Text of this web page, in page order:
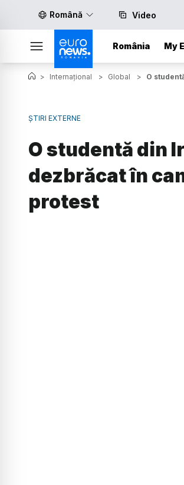
Română Video
România My
> Internațional > Global > O
ȘTIRI EXTERNE
O studentă din
dezbrăcat în
protest